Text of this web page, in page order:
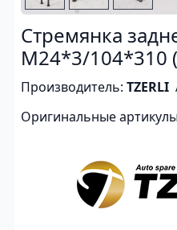
Стремянка
M24*3/104*310
Производитель: TZERLI
Оригинальные